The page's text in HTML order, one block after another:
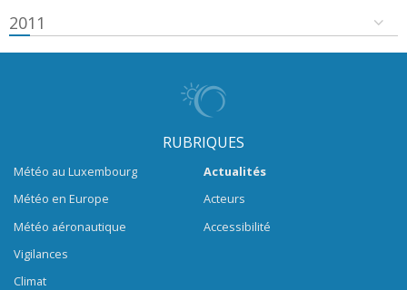
2011
RUBRIQUES
Météo au Luxembourg
Météo en Europe
Météo aéronautique
Vigilances
Climat
Actualités
Acteurs
Accessibilité